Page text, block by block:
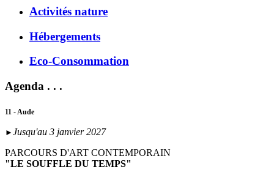
Activités nature
Hébergements
Eco-Consommation
Agenda . . .
11 - Aude
► Jusqu'au 3 janvier 2027
PARCOURS D'ART CONTEMPORAIN
"LE SOUFFLE DU TEMPS"